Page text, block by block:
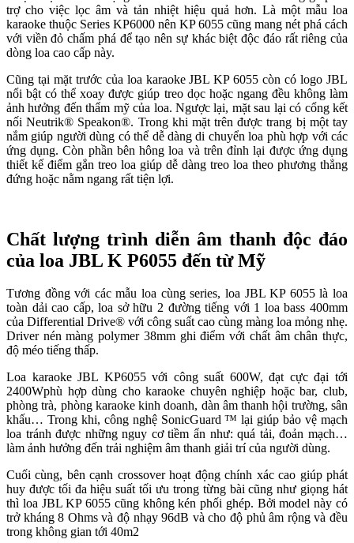
trợ cho việc lọc âm và tản nhiệt hiệu quả hơn. Là một mẫu loa
karaoke thuộc Series KP6000 nên KP 6055 cũng mang nét phá cách
với viền đỏ chấm phá để tạo nên sự khác biệt độc đáo rất riêng của
dòng loa cao cấp này.
Cũng tại mặt trước của loa karaoke JBL KP 6055 còn có logo JBL
nổi bật có thể xoay được giúp treo dọc hoặc ngang đều không làm
ảnh hưởng đến thẩm mỹ của loa. Ngược lại, mặt sau lại có cổng kết
nối Neutrik® Speakon®. Trong khi mặt trên được trang bị một tay
nắm giúp người dùng có thể dễ dàng di chuyển loa phù hợp với các
ứng dụng. Còn phần bên hông loa và trên đỉnh lại được ứng dụng
thiết kế điểm gắn treo loa giúp dễ dàng treo loa theo phương thẳng
đứng hoặc nằm ngang rất tiện lợi.
Chất lượng trình diễn âm thanh độc đáo
của loa JBL K P6055 đến từ Mỹ
Tương đồng với các mẫu loa cùng series, loa JBL KP 6055 là loa
toàn dải cao cấp, loa sở hữu 2 đường tiếng với 1 loa bass 400mm
của Differential Drive® với công suất cao cùng màng loa mỏng nhẹ.
Driver nén màng polymer 38mm ghi điểm với chất âm chân thực,
độ méo tiếng thấp.
Loa karaoke JBL KP6055 với công suất 600W, đạt cực đại tới
2400Wphù hợp dùng cho karaoke chuyên nghiệp hoặc bar, club,
phòng trà, phòng karaoke kinh doanh, dàn âm thanh hội trường, sân
khấu… Trong khi, công nghệ SonicGuard ™ lại giúp bảo vệ mạch
loa tránh được những nguy cơ tiềm ẩn như: quá tải, đoản mạch…
làm ảnh hưởng đến trải nghiệm âm thanh giải trí của người dùng.
Cuối cùng, bên cạnh crossover hoạt động chính xác cao giúp phát
huy được tối đa hiệu suất tối ưu trong từng bài cũng như giọng hát
thì loa JBL KP 6055 cũng không kén phối ghép. Bởi model này có
trở kháng 8 Ohms và độ nhạy 96dB và cho độ phủ âm rộng và đều
trong không gian tới 40m2